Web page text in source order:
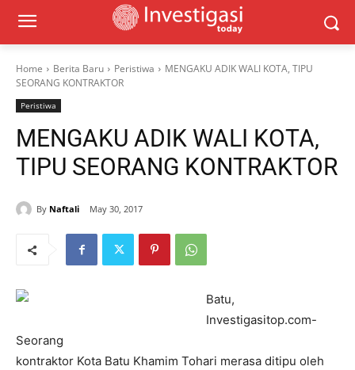
Home Berita Baru Peristiwa
MENGAKU ADIK WALI KOTA, TIPU
SEORANG KONTRAKTOR
Peristiwa
MENGAKU ADIK WALI KOTA,
TIPU SEORANG KONTRAKTOR
By Naftali May 30, 2017
Batu,
Investigasitop.com-
Seorang
kontraktor Kota Batu Khamim Tohari merasa ditipu oleh